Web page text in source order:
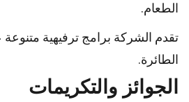
الطعام.
تقدم الشركة برامج ترفيهية
الطائرة.
الجوائز والتكريمات